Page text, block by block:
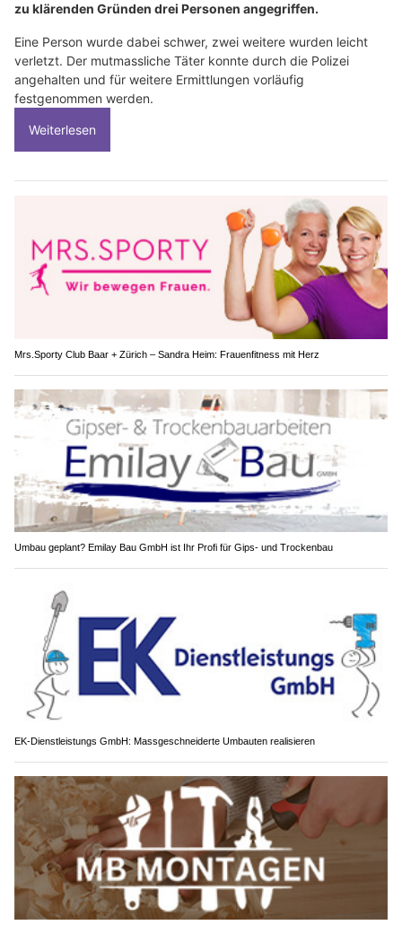
zu klärenden Gründen drei Personen angegriffen.
Eine Person wurde dabei schwer, zwei weitere wurden leicht
verletzt. Der mutmassliche Täter konnte durch die Polizei
angehalten und für weitere Ermittlungen vorläufig
festgenommen werden.
Weiterlesen
Mrs.Sporty Club Baar + Zürich – Sandra Heim: Frauenfitness mit Herz
Umbau geplant? Emilay Bau GmbH ist Ihr Profi für Gips- und Trockenbau
EK-Dienstleistungs GmbH: Massgeschneiderte Umbauten realisieren